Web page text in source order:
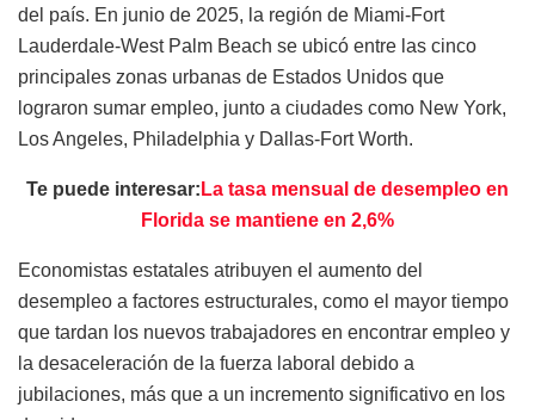
del país. En junio de 2025, la región de Miami-Fort
Lauderdale-West Palm Beach se ubicó entre las cinco
principales zonas urbanas de Estados Unidos que
lograron sumar empleo, junto a ciudades como New York,
Los Angeles, Philadelphia y Dallas-Fort Worth.
Te puede interesar: La tasa mensual de desempleo en
Florida se mantiene en 2,6%
Economistas estatales atribuyen el aumento del
desempleo a factores estructurales, como el mayor tiempo
que tardan los nuevos trabajadores en encontrar empleo y
la desaceleración de la fuerza laboral debido a
jubilaciones, más que a un incremento significativo en los